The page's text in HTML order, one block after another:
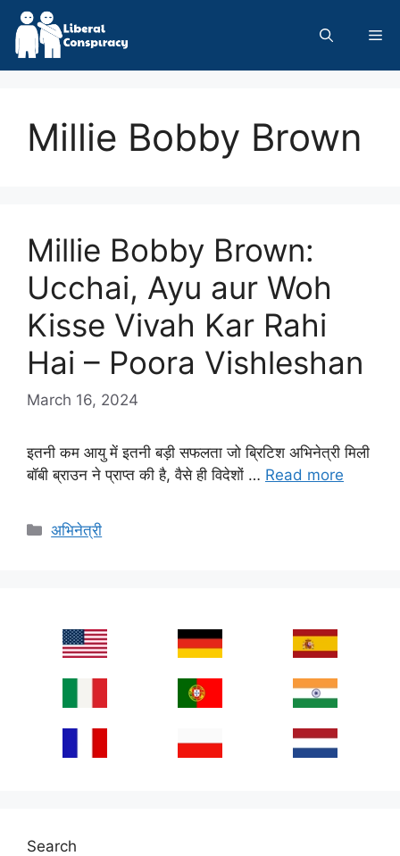
Skip
content
Millie Bobby Brown
Millie Bobby Brown:
Ucchai, Ayu aur Woh
Kisse Vivah Kar Rahi
Hai – Poora Vishleshan
March 16, 2024
इतनी कम आयु में इतनी बड़ी सफलता जो ब्रिटिश अभिनेत्री मिली
बॉबी ब्राउन ने प्राप्त की है, वैसे ही विदेशों … Read more
Categories
अभिनेत्री
Search